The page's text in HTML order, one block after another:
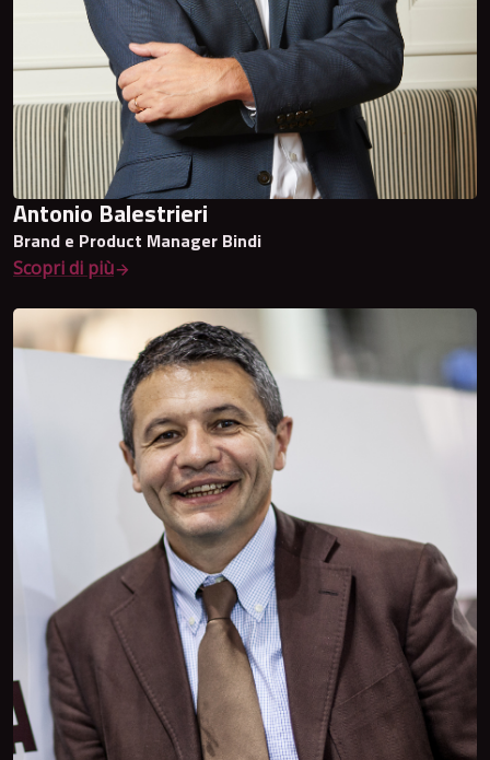
Antonio Balestrieri
Brand e Product Manager Bindi
Scopri di più